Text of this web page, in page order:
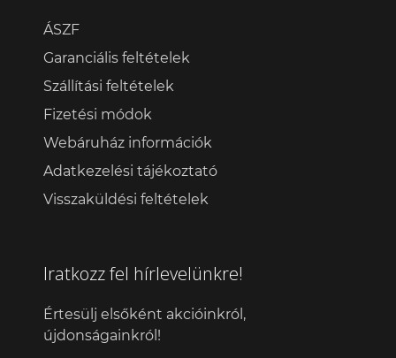
ÁSZF
Garanciális feltételek
Szállítási feltételek
Fizetési módok
Webáruház információk
Adatkezelési tájékoztató
Visszaküldési feltételek
Iratkozz fel hírlevelünkre!
Értesülj elsőként akcióinkról,
újdonságainkról!